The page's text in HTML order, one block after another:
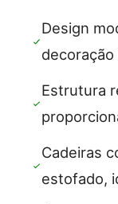
Design
decoração
Estrutura
Cadeiras
estofado,